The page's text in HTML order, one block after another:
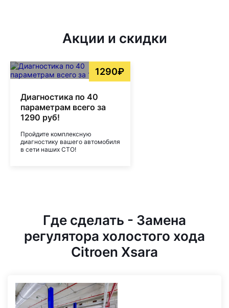
Акции и скидки
1290₽
Диагностика по 40
параметрам всего за
1290 руб!
Пройдите комплексную
диагностику вашего автомобиля
в сети наших СТО!
Где сделать - Замена
регулятора холостого хода
Citroen Xsara